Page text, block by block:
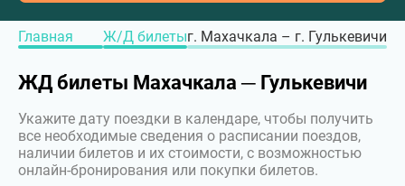
Главная Ж/Д билетыг. Махачкала – г. Гулькевичи
ЖД билеты Махачкала ─ Гулькевичи
Укажите дату поездки в календаре, чтобы получить
все необходимые сведения о расписании поездов,
наличии билетов и их стоимости, с возможностью
онлайн-бронирования или покупки билетов.